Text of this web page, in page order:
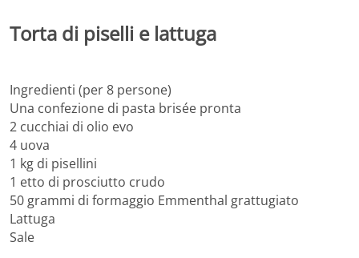
Torta di piselli e lattuga
Ingredienti (per 8 persone)
Una confezione di pasta brisée pronta
2 cucchiai di olio evo
4 uova
1 kg di pisellini
1 etto di prosciutto crudo
50 grammi di formaggio Emmenthal grattugiato
Lattuga
Sale